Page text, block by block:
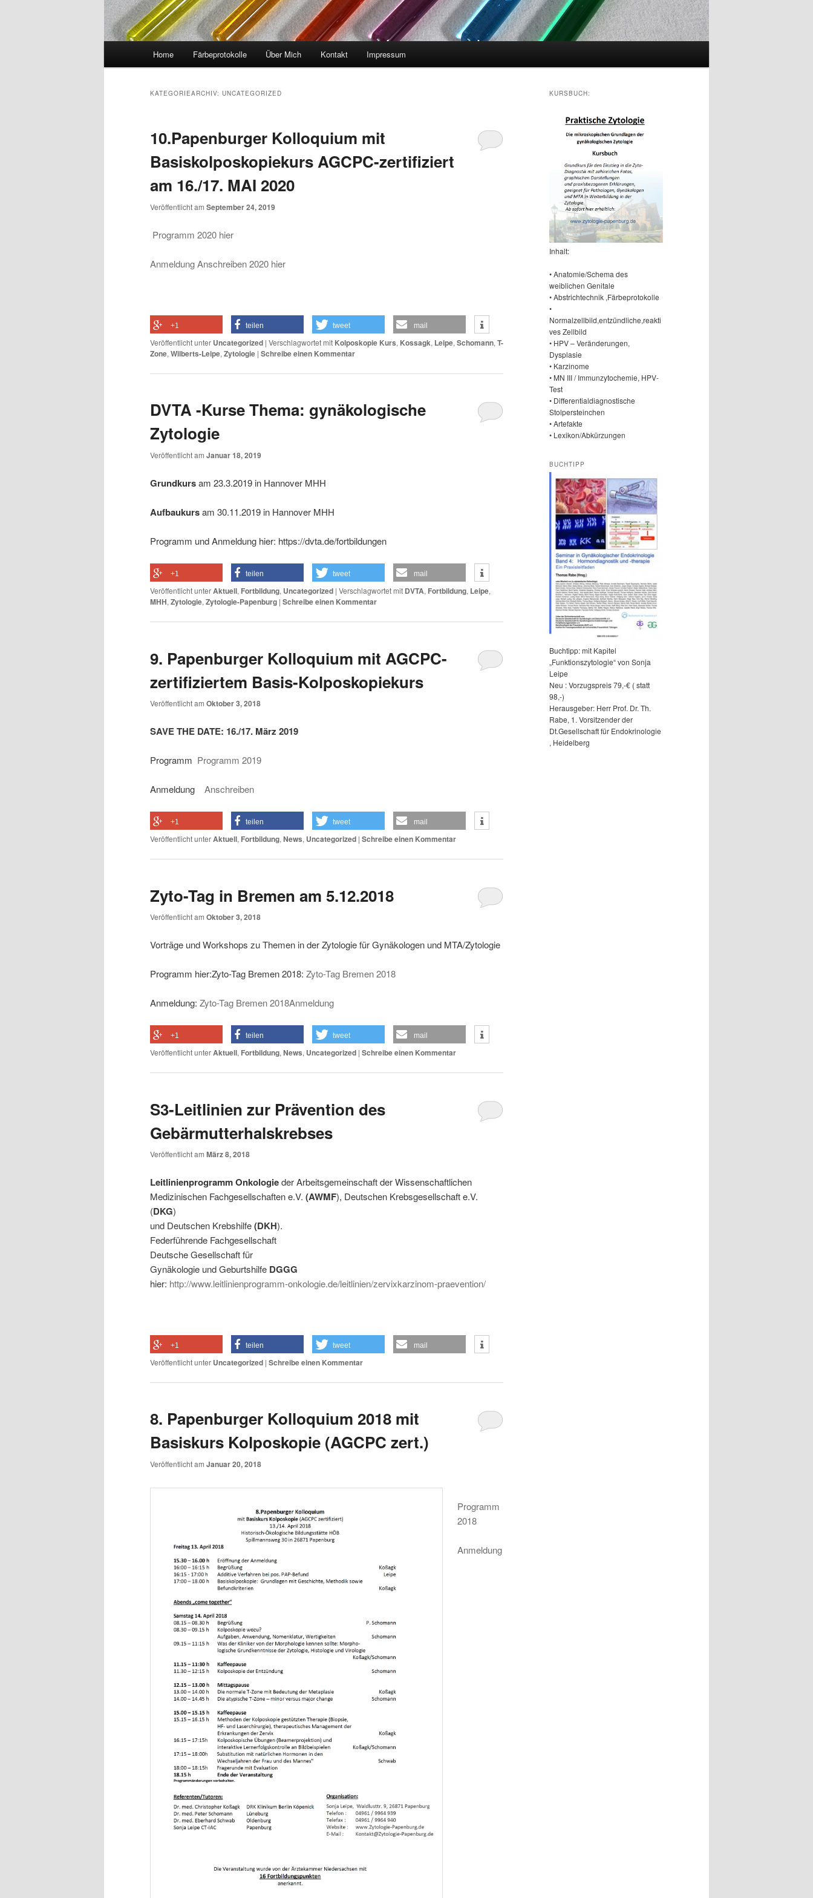
Home Färbeprotokolle Über Mich Kontakt Impressum
KATEGORIEARCHIV: UNCATEGORIZED
10.Papenburger Kolloquium mit
Basiskolposkopiekurs AGCPC-zertifiziert
am 16./17. MAI 2020
Veröffentlicht am September 24, 2019
Programm 2020 hier
Anmeldung Anschreiben 2020 hier
+1 teilen tweet mail
Veröffentlicht unter Uncategorized | Verschlagwortet mit Kolposkopie Kurs, Kossagk, Leipe, Schomann, T-
Zone, Wilberts-Leipe, Zytologie | Schreibe einen Kommentar
DVTA -Kurse Thema: gynäkologische
Zytologie
Veröffentlicht am Januar 18, 2019
Grundkursam 23.3.2019 in Hannover MHH
Aufbaukursam 30.11.2019 in Hannover MHH
Programm und Anmeldung hier: https://dvta.de/fortbildungen
+1 teilen tweet mail
Veröffentlicht unterAktuell, Fortbildung, Uncategorized | Verschlagwortet mit DVTA, Fortbildung, Leipe,
MHH, Zytologie, Zytologie-Papenburg | Schreibe einen Kommentar
9. Papenburger Kolloquium mit AGCPC-
zertifiziertem Basis-Kolposkopiekurs
Veröffentlicht am Oktober 3, 2018
SAVE THE DATE: 16./17. März 2019
Programm Programm 2019
Anmeldung Anschreiben
+1 teilen tweet mail
Veröffentlicht unterAktuell, Fortbildung, News, Uncategorized | Schreibe einen Kommentar
Zyto-Tag in Bremen am 5.12.2018
Veröffentlicht am Oktober 3, 2018
Vorträge und Workshops zu Themen in der Zytologie für Gynäkologen und MTA/Zytologie
Programm hier:Zyto-Tag Bremen 2018: Zyto-Tag Bremen 2018
Anmeldung: Zyto-Tag Bremen 2018Anmeldung
+1 teilen tweet mail
Veröffentlicht unterAktuell, Fortbildung, News, Uncategorized | Schreibe einen Kommentar
S3-Leitlinien zur Prävention des
Gebärmutterhalskrebses
Veröffentlicht am März 8, 2018
Leitlinienprogramm Onkologieder Arbeitsgemeinschaft der Wissenschaftlichen
Medizinischen Fachgesellschaften e.V. (AWMF), Deutschen Krebsgesellschaft e.V.
(DKG)
und Deutschen Krebshilfe(DKH).
Federführende Fachgesellschaft
Deutsche Gesellschaft für
Gynäkologie und Geburtshilfe DGGG
hier: http://www.leitlinienprogramm-onkologie.de/leitlinien/zervixkarzinom-praevention/
+1 teilen tweet mail
Veröffentlicht unter Uncategorized | Schreibe einen Kommentar
8. Papenburger Kolloquium 2018 mit
Basiskurs Kolposkopie (AGCPC zert.)
Veröffentlicht am Januar 20, 2018
Programm
2018
Anmeldung
KURSBUCH:
Inhalt:
• Anatomie/Schema des
weiblichen Genitale
• Abstrichtechnik ,Färbeprotokolle
•
Normalzellbild,entzündliche,reakti
ves Zellbild
• HPV – Veränderungen,
Dysplasie
• Karzinome
• MN III / Immunzytochemie, HPV-
Test
• Differentialdiagnostische
Stolpersteinchen
• Artefakte
• Lexikon/Abkürzungen
BUCHTIPP
Buchtipp: mit Kapitel
„Funktionszytologie“ von Sonja
Leipe
Neu : Vorzugspreis 79,-€ ( statt
98,-)
Herausgeber: Herr Prof. Dr. Th.
Rabe, 1. Vorsitzender der
Dt.Gesellschaft für Endokrinologie
, Heidelberg